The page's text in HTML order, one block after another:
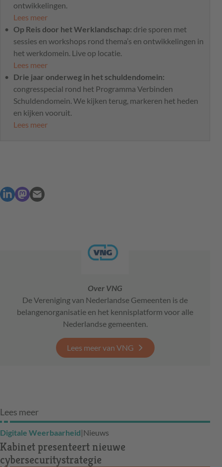
ontwikkelingen.
Lees meer
Op Reis door het Werklandschap: drie sporen met
sessies en workshops rond thema’s en ontwikkelingen in
het werkdomein. Live op locatie.
Lees meer
Drie jaar onderweg in het schuldendomein:
congresspecial rond het Programma Verbinden
Schuldendomein. We kijken terug, markeren het heden
en kijken vooruit.
Lees meer
Over VNG
De Vereniging van Nederlandse Gemeenten is de
belangenorganisatie en het kennisplatform voor alle
Nederlandse gemeenten.
Lees meer van VNG
Lees meer
Digitale Weerbaarheid|Nieuws
Kabinet presenteert nieuwe
cybersecuritystrategie